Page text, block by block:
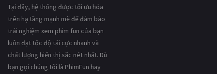
Tại đây, hệ thống được tối ưu hóa
trên hạ tầng mạnh mẽ để đảm bảo
trải nghiệm xem phim fun của bạn
luôn đạt tốc độ tải cực nhanh và
chất lượng hiển thị sắc nét nhất. Dù
bạn gọi chúng tôi là PhimFun hay